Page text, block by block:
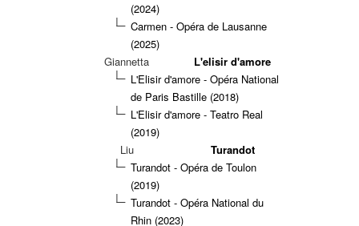
(2024)
Carmen - Opéra de Lausanne
(2025)
Giannetta
L'elisir d'amore
L'Elisir d'amore - Opéra National
de Paris Bastille (2018)
L'Elisir d'amore - Teatro Real
(2019)
Liu
Turandot
Turandot - Opéra de Toulon
(2019)
Turandot - Opéra National du
Rhin (2023)